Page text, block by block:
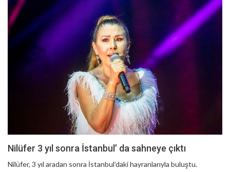
Nilüfer 3 yıl sonra İstanbul’ da sahneye çıktı
Nilüfer, 3 yıl aradan sonra İstanbul’daki hayranlarıyla buluştu.